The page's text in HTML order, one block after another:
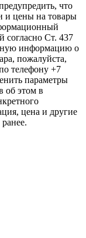
что
и цены на товары
согласно Ст. 437
информацию о
пожалуйста,
телефону +7
параметры
об этом в
цена и другие